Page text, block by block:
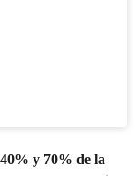
y 70% de la